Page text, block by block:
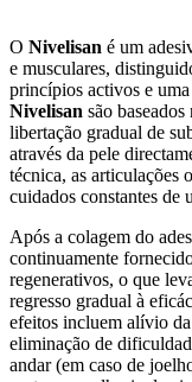
O Nivelisan é um
e musculares,
princípios activos e
Nivelisan são
libertação gradual de
através da pele
técnica, as articulações
cuidados constantes de
Após a colagem do
continuamente
regenerativos, o que
regresso gradual à
efeitos incluem alívio
eliminação de
andar (em caso de